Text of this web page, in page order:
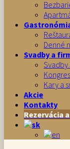
Denné
Svadby a
Svadby
Kary a
Akcie
Kontakty
Rezervácia